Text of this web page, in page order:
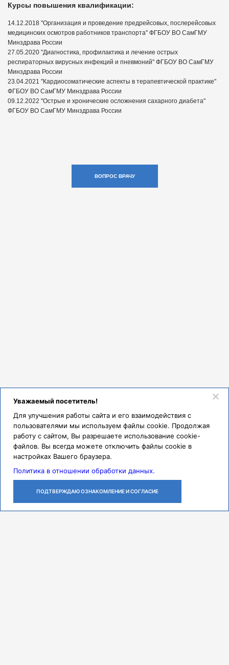
Курсы повышения квалификации:
14.12.2018 "Организация и проведение предрейсовых, послерейсовых
медицинских осмотров работников транспорта" ФГБОУ ВО СамГМУ
Минздрава России
27.05.2020 "Диагностика, профилактика и лечение острых
респираторных вирусных инфекций и пневмоний" ФГБОУ ВО СамГМУ
Минздрава России
23.04.2021 "Кардиосоматические аспекты в терапевтической практике"
ФГБОУ ВО СамГМУ Минздрава России
09.12.2022 "Острые и хронические осложнения сахарного диабета"
ФГБОУ ВО СамГМУ Минздрава России
ВОПРОС ВРАЧУ
КАБИНЕТ
ЗАЯВКУ
Уважаемый посетитель!
Для улучшения работы сайта и его взаимодействия с
пользователями мы используем файлы cookie. Продолжая
работу с сайтом, Вы разрешаете использование cookie-
файлов. Вы всегда можете отключить файлы cookie в
настройках Вашего браузера.
Политика в отношении обработки данных.
ПОДТВЕРЖДАЮ ОЗНАКОМЛЕНИЕ И СОГЛАСИЕ